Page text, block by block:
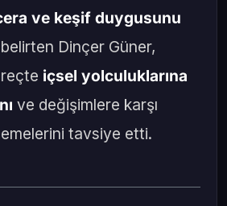
ve keşif duygusunu
Dinçer Güner,
içsel yolculuklarına
ve değişimlere karşı
tavsiye etti.